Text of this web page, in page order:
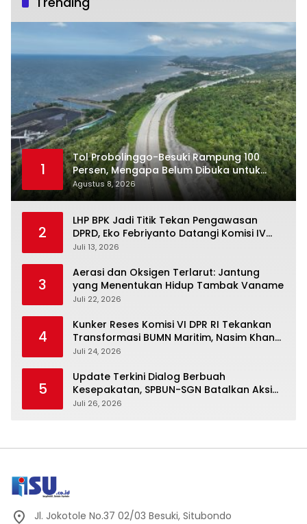
1
Tol Probolinggo-Besuki Rampung 100
Persen, Mengapa Belum Dibuka untuk
Publik?
Agustus 8, 2026
2
LHP BPK Jadi Titik Tekan Pengawasan
DPRD, Eko Febriyanto Datangi Komisi IV
dan Ajak Dewan Kembali Berpijak pada
Juli 13, 2026
3
Aerasi dan Oksigen Terlarut: Jantung
yang Menentukan Hidup Tambak Vaname
Juli 22, 2026
4
Kunker Reses Komisi VI DPR RI Tekankan
Transformasi BUMN Maritim, Nasim Khan
Kawal Penguatan Sektor Laut
Juli 24, 2026
5
Update Terkini Dialog Berbuah
Kesepakatan, SPBUN-SGN Batalkan Aksi
Nasional Setelah Holding Penuhi Sejumlah
Juli 26, 2026
Jl. Jokotole No.37 02/03 Besuki, Situbondo